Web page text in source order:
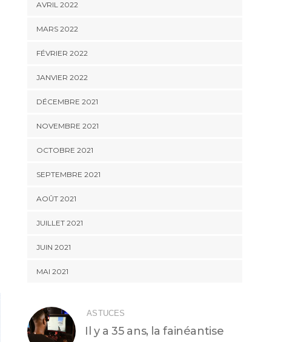
AVRIL 2022
MARS 2022
FÉVRIER 2022
JANVIER 2022
DÉCEMBRE 2021
NOVEMBRE 2021
OCTOBRE 2021
SEPTEMBRE 2021
AOÛT 2021
JUILLET 2021
JUIN 2021
MAI 2021
ASTUCES
Il y a 35 ans, la fainéantise